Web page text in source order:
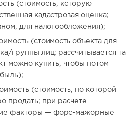
(стоимость, которую
кадастровая оценка;
для налогообложения);
(стоимость объекта для
группы лиц; рассчитывается та
можно купить, чтобы потом
(стоимость, по которой
продать; при расчете
факторы — форс-мажорные